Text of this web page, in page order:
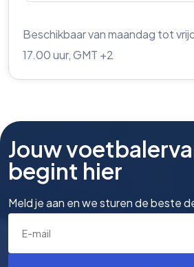
Beschikbaar van maandag tot
17.00 uur, GMT +2
Jouw
begint hier
Meld je aan en we sturen de beste